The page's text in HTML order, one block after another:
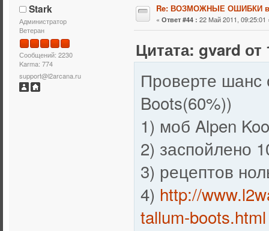
Stark
Администратор
Ветеран
Сообщений: 2230
Karma: 774
support@l2arcana.ru
Re: ВОЗМОЖНЫЕ ОШИБКИ
« Ответ #44 : 22 Май 2011, 09:25:01
Цитата: gvard от
Проверте шанс
Boots(60%))
1) моб Alpen
2) заспойлено
3) рецептов
4) http://
tallum-boots.html